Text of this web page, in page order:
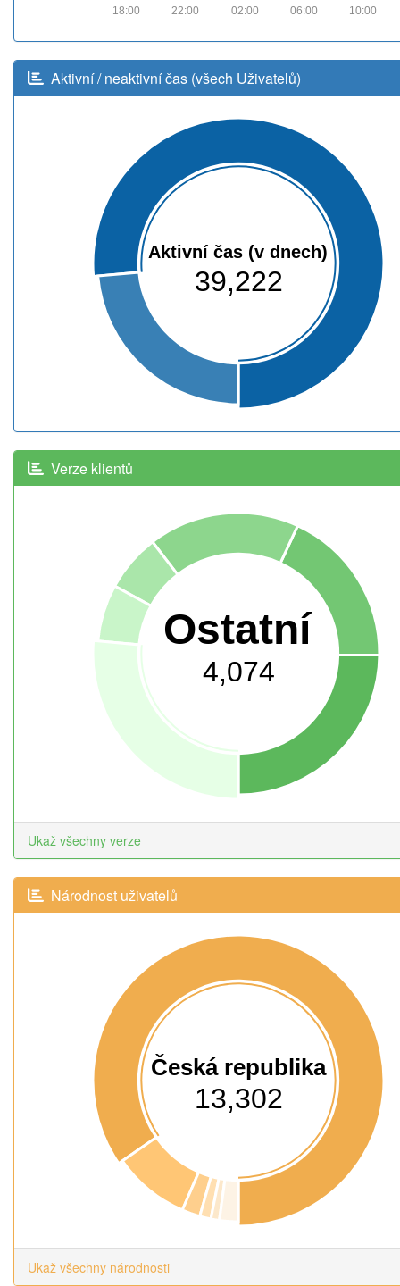
10:00
06:00
02:00
22:00
18:00
Aktivní / neaktivní čas (všech Uživatelů)
Aktivní čas (v dnech)
39,222
Verze klientů
Ostatní
4,074
Ukaž všechny verze
Národnost uživatelů
Česká republika
13,302
Ukaž všechny národnosti